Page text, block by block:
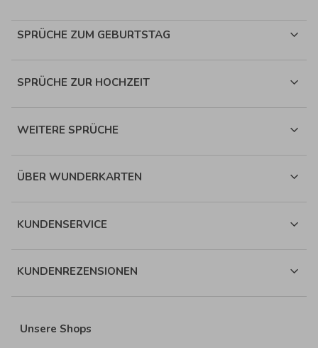
SPRÜCHE ZUM GEBURTSTAG
SPRÜCHE ZUR HOCHZEIT
WEITERE SPRÜCHE
ÜBER WUNDERKARTEN
KUNDENSERVICE
KUNDENREZENSIONEN
Unsere Shops